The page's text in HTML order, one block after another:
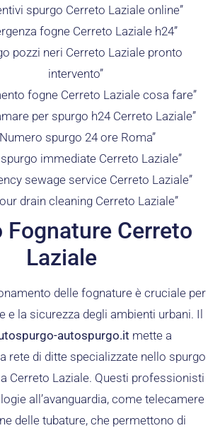
spurgo Cerreto Laziale online”
fogne Cerreto Laziale h24”
pozzi neri Cerreto Laziale pronto
intervento”
fogne Cerreto Laziale cosa fare”
per spurgo h24 Cerreto Laziale”
spurgo 24 ore Roma”
spurgo immediate Cerreto Laziale”
sewage service Cerreto Laziale”
drain cleaning Cerreto Laziale”
Fognature Cerreto
Laziale
delle fognature è cruciale per
e la sicurezza degli ambienti urbani. Il
autospurgo.it mette a
rete di ditte specializzate nello spurgo
Cerreto Laziale. Questi professionisti
all’avanguardia, come telecamere
delle tubature, che permettono di